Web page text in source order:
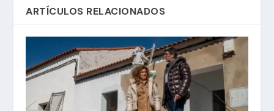
ARTÍCULOS RELACIONADOS